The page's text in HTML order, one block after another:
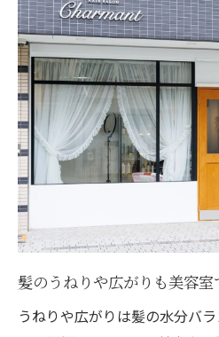
髪のうねりや広がりも美容室
うねりや広がりは髪の水分バ